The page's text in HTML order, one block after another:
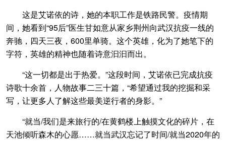
这是艾诺依的诗，她的本职工作是铁路民警。疫情期
间，她看到“95后”医生甘如意从家乡荆州向武汉抗疫一线的
奔驰，四天三夜，600里单骑。这个英雄，化为了她笔下的
字符，英雄的精神也随着诗意汩汩而出。
“这一切都是出于热爱。”这段时间，艾诺依已完成抗疫
诗歌十余首，人物故事二三十篇，“希望通过我的挖掘和采
写，让更多人了解这些最美逆行者的身影。”
“就当/我们是来旅行的/在黄鹤楼上触摸文化的碎片，在
天池倾听森木的心愿……就当武汉忘记了时间/就当2020年的